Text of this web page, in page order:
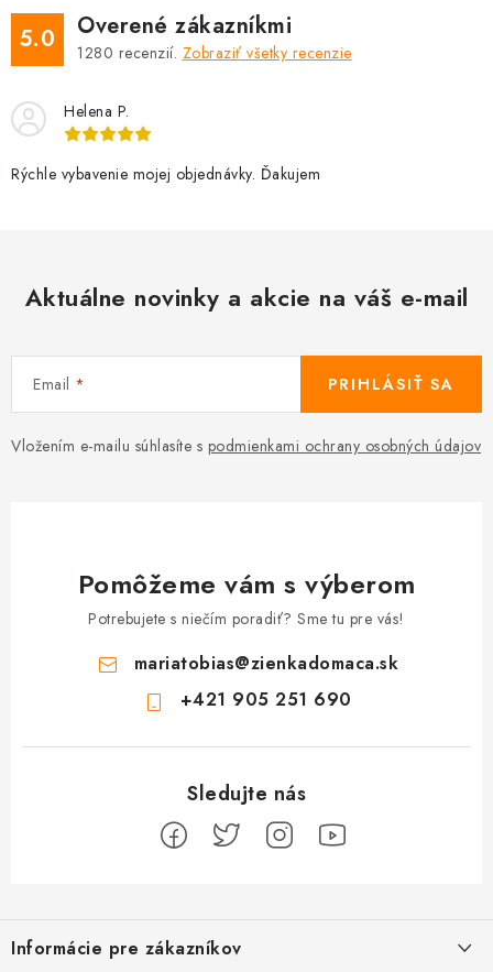
5.0 Overené zákazníkmi
1280 recenzií. Zobraziť všetky recenzie
Helena P.
Rýchle vybavenie mojej objednávky. Ďakujem
Aktuálne novinky a akcie na váš e-mail
Email
Vložením e-mailu súhlasíte s podmienkami ochrany osobných údajov
PRIHLÁSIŤ SA
Pomôžeme vám s výberom
Potrebujete s niečím poradiť? Sme tu pre vás!
mariatobias@zienkadomaca.sk
+421 905 251 690
pInformácie pre zákazníkov